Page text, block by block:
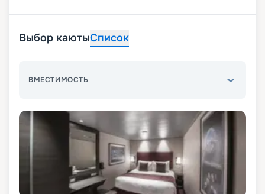
Выбор каютыСписок
ВМЕСТИМОСТЬ